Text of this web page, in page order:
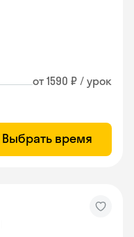
от 1590 ₽ / урок
Выбрать время